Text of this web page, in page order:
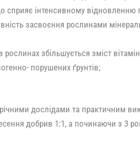
сприяє інтенсивному відновленню
засвоєння рослинами
збільшується зміст
порушених ґрунтів;
дослідами та практичним
добрив 1:1, а починаючи з 3